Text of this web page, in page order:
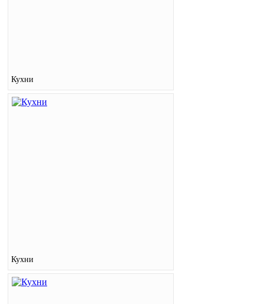
Кухни
Кухни